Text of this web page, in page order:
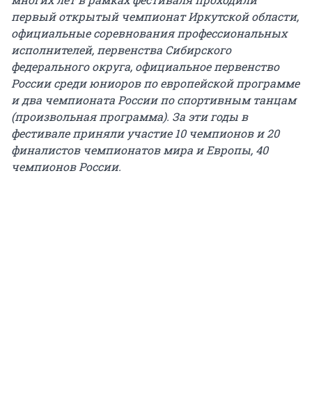
первый открытый чемпионат Иркутской области,
официальные соревнования профессиональных
исполнителей, первенства Сибирского
федерального округа, официальное первенство
России среди юниоров по европейской программе
и два чемпионата России по спортивным танцам
(произвольная программа). За эти годы в
фестивале приняли участие 10 чемпионов и 20
финалистов чемпионатов мира и Европы, 40
чемпионов России.